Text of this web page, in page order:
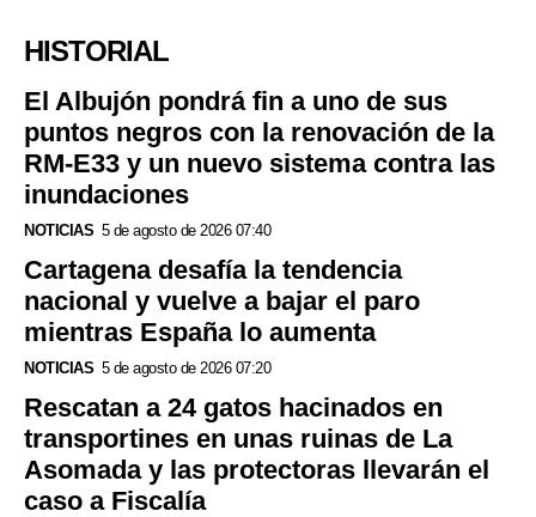
HISTORIAL
El Albujón pondrá fin a uno de sus
puntos negros con la renovación de la
RM-E33 y un nuevo sistema contra las
inundaciones
NOTICIAS 5 de agosto de 2026 07:40
Cartagena desafía la tendencia
nacional y vuelve a bajar el paro
mientras España lo aumenta
NOTICIAS 5 de agosto de 2026 07:20
Rescatan a 24 gatos hacinados en
transportines en unas ruinas de La
Asomada y las protectoras llevarán el
caso a Fiscalía